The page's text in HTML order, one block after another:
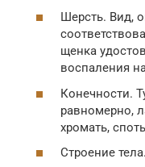
Шерсть. Вид,
щенка
воспаления
Конечности.
равномерно,
хромать,
Строение